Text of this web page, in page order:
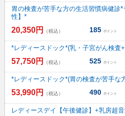
胃の検査が苦手な方の生活習慣病健診
性】*
20,350円 （税込） 185 ポイント
*レディースドック*(乳・子宮がん検査
57,750円 （税込） 525 ポイント
*レディースドック*(胃の検査が苦手な
53,990円 （税込） 490 ポイント
レディースデイ【午後健診】+乳房超